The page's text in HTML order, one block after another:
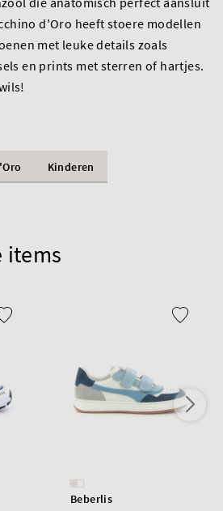
d'Oro heeft stoere modellen
met leuke details zoals
en prints met sterren of hartjes.
Kinderen
items
Beberlis